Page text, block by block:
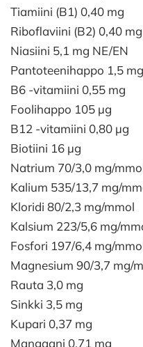
Tiamiini (B1) 0,40 mg
Riboflaviini (B2) 0,40 mg
Niasiini 5,1 mg NE/EN
Pantoteenihappo 1,5 mg
B6 -vitamiini 0,55 mg
Foolihappo 105 µg
B12 -vitamiini 0,80 µg
Biotiini 16 µg
Natrium 70/3,0 mg/
Kalium 535/13,7 mg/
Kloridi 80/2,3 mg/mmol
Kalsium 223/5,6 mg/
Fosfori 197/6,4 mg/
Magnesium 90/3,7 mg/
Rauta 3,0 mg
Sinkki 3,5 mg
Kupari 0,37 mg
Mangaani 0,71 mg